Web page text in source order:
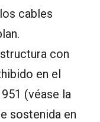
cables
con
en el
(véase la
sostenida en